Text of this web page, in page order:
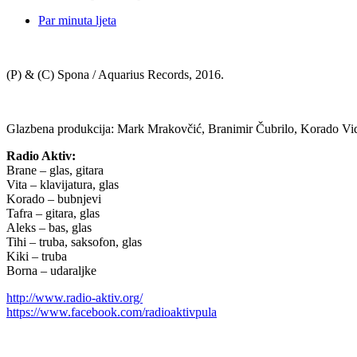
Par minuta ljeta
(P) & (C) Spona / Aquarius Records, 2016.
Glazbena produkcija: Mark Mrakovčić, Branimir Čubrilo, Korado
Radio Aktiv:
Brane – glas, gitara
Vita – klavijatura, glas
Korado – bubnjevi
Tafra – gitara, glas
Aleks – bas, glas
Tihi – truba, saksofon, glas
Kiki – truba
Borna – udaraljke
http://www.radio-aktiv.org/
https://www.facebook.com/radioaktivpula